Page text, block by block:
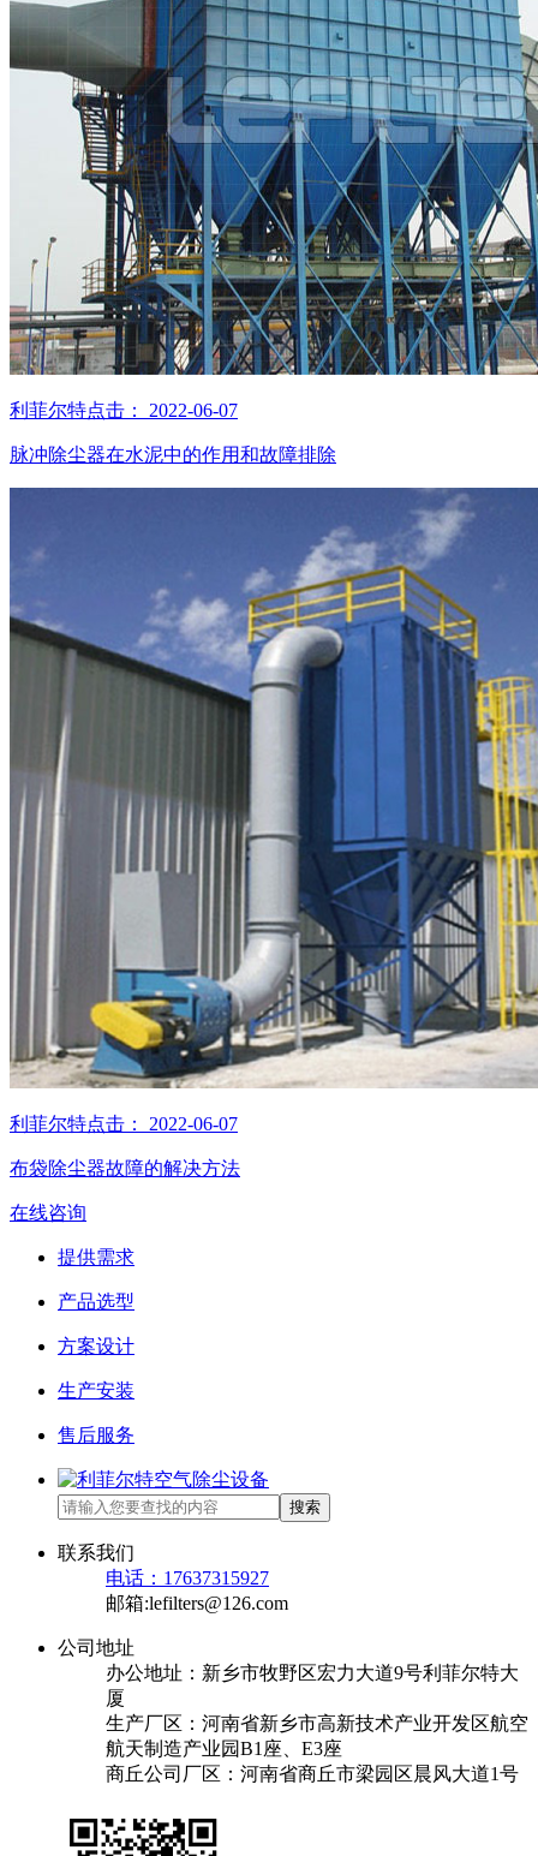
利菲尔特点击： 2022-06-07
脉冲除尘器在水泥中的作用和故障排除
利菲尔特点击： 2022-06-07
布袋除尘器故障的解决方法
在线咨询
提供需求
产品选型
方案设计
生产安装
售后服务
搜索
联系我们
电话：17637315927
邮箱:lefilters@126.com
公司地址
办公地址：新乡市牧野区宏力大道9号利菲尔特大
厦
生产厂区：河南省新乡市高新技术产业开发区航空
航天制造产业园B1座、E3座
商丘公司厂区：河南省商丘市梁园区晨风大道1号